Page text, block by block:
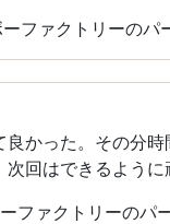
ァクトリーのパ
かった。その分
回はできるように
ァクトリーのパー